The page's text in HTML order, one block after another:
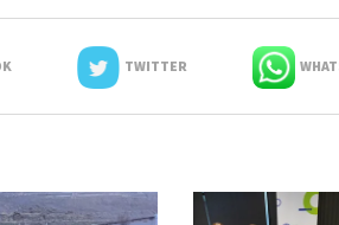
TWITTER